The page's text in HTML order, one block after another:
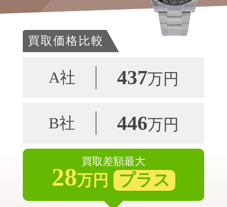
買取価格比較
A社 437万円
B社 446万円
買取差額最大
28万円 プラス